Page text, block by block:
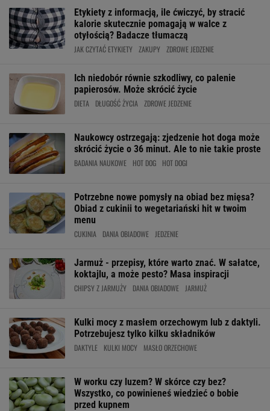
Etykiety z informacją, ile ćwiczyć, by stracić
kalorie skutecznie pomagają w walce z
otyłością? Badacze tłumaczą
JAK CZYTAĆ ETYKIETY ZAKUPY ZDROWE JEDZENIE
Ich niedobór równie szkodliwy, co palenie
papierosów. Może skrócić życie
DIETA DŁUGOŚĆ ŻYCIA ZDROWE JEDZENIE
Naukowcy ostrzegają: zjedzenie hot doga może
skrócić życie o 36 minut. Ale to nie takie proste
BADANIA NAUKOWE HOT DOG HOT DOGI
Potrzebne nowe pomysły na obiad bez mięsa?
Obiad z cukinii to wegetariański hit w twoim
menu
CUKINIA DANIA OBIADOWE JEDZENIE
Jarmuż - przepisy, które warto znać. W sałatce,
koktajlu, a może pesto? Masa inspiracji
CHIPSY Z JARMUŻY DANIA OBIADOWE JARMUŻ
Kulki mocy z masłem orzechowym lub z daktyli.
Potrzebujesz tylko kilku składników
DAKTYLE KULKI MOCY MASŁO ORZECHOWE
W worku czy luzem? W skórce czy bez?
Wszystko, co powinieneś wiedzieć o bobie
przed kupnem